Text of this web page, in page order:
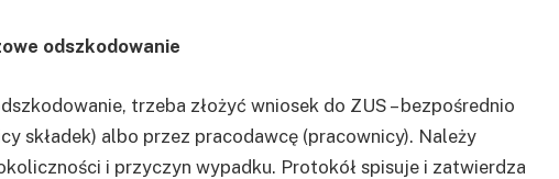
odszkodowanie
trzeba złożyć wniosek do ZUS – bezpośrednio
składek) albo przez pracodawcę (pracownicy). Należy
i przyczyn wypadku. Protokół spisuje i zatwierdza